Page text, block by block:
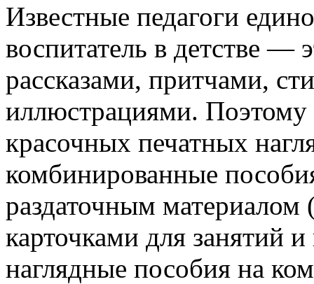
Известные педагоги
воспитатель в детстве —
рассказами, притчами,
иллюстрациями. Поэтому
красочных печатных
комбинированные
раздаточным материалом
карточками для занятий
наглядные пособия на